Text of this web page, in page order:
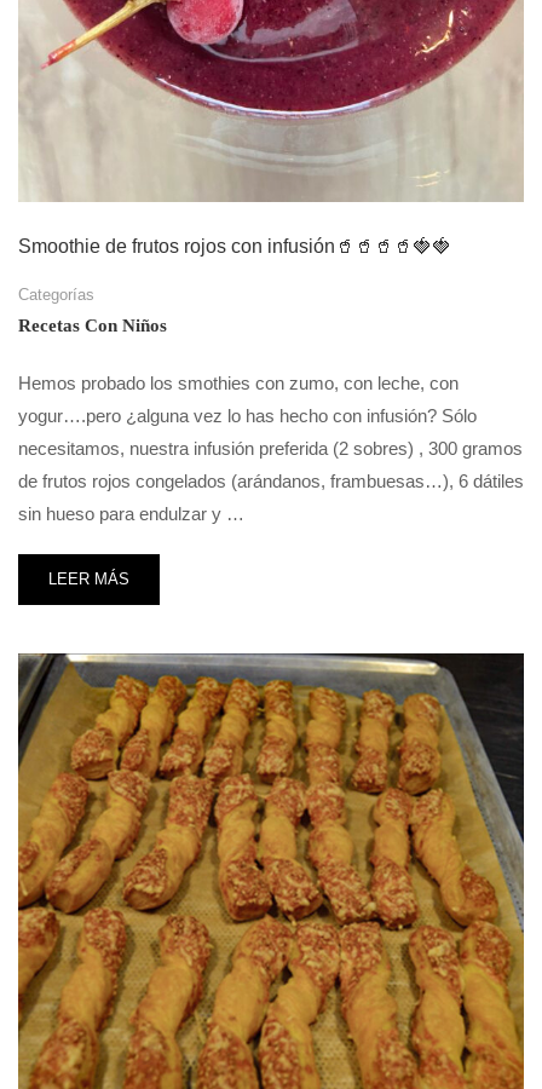
Smoothie de frutos rojos con infusión🥤🥤🥤🥤🍓🍓
Categorías
Recetas Con Niños
Hemos probado los smothies con zumo, con leche, con
yogur….pero ¿alguna vez lo has hecho con infusión? Sólo
necesitamos, nuestra infusión preferida (2 sobres) , 300 gramos
de frutos rojos congelados (arándanos, frambuesas…), 6 dátiles
sin hueso para endulzar y …
LEER MÁS